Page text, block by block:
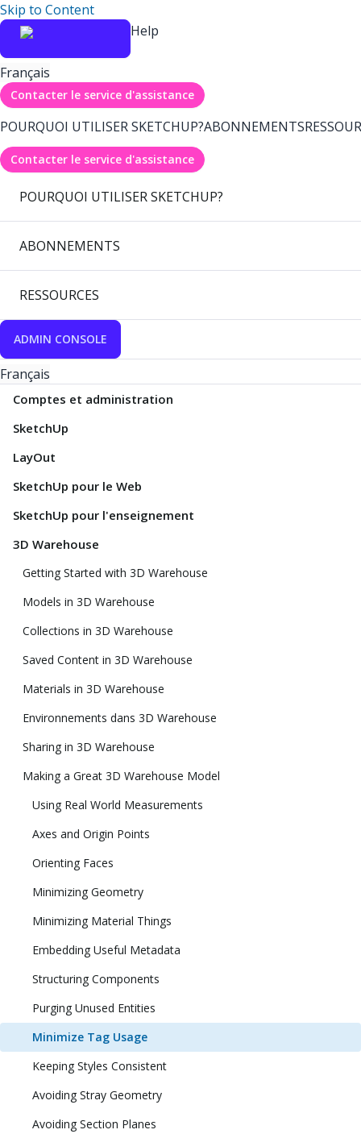
Skip to Content
Help
Français
Contacter le service d'assistance
POURQUOI UTILISER SKETCHUP?ABONNEMENTS
Contacter le service d'assistance
POURQUOI UTILISER SKETCHUP?
ABONNEMENTS
RESSOURCES
ADMIN CONSOLE
Français
Comptes et administration
SketchUp
LayOut
SketchUp pour le Web
SketchUp pour l'enseignement
3D Warehouse
Getting Started with 3D Warehouse
Models in 3D Warehouse
Collections in 3D Warehouse
Saved Content in 3D Warehouse
Materials in 3D Warehouse
Environnements dans 3D Warehouse
Sharing in 3D Warehouse
Making a Great 3D Warehouse Model
Using Real World Measurements
Axes and Origin Points
Orienting Faces
Minimizing Geometry
Minimizing Material Things
Embedding Useful Metadata
Structuring Components
Purging Unused Entities
Minimize Tag Usage
Keeping Styles Consistent
Avoiding Stray Geometry
Avoiding Section Planes